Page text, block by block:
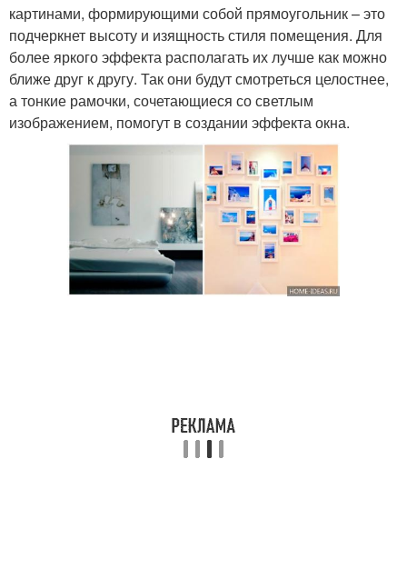
картинами, формирующими собой прямоугольник – это
подчеркнет высоту и изящность стиля помещения. Для
более яркого эффекта располагать их лучше как можно
ближе друг к другу. Так они будут смотреться целостнее,
а тонкие рамочки, сочетающиеся со светлым
изображением, помогут в создании эффекта окна.